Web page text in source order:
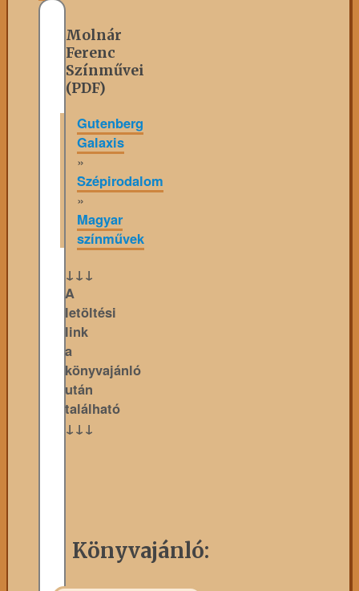
Molnár
Ferenc
Színművei
(PDF)
Gutenberg
Galaxis
»
Szépirodalom
»
Magyar
színművek
↓↓↓
A
letöltési
link
a
könyvajánló
után
található
↓↓↓
Könyvajánló: